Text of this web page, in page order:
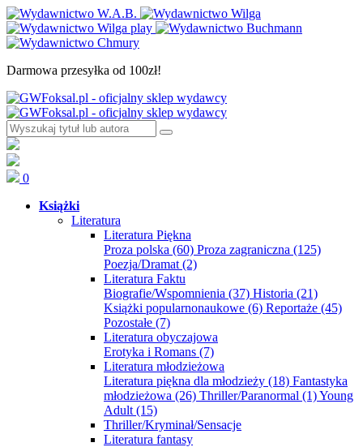
Darmowa przesyłka od 100zł!
0
Książki
Literatura
Literatura Piękna
Proza polska (60) Proza zagraniczna (125)
Poezja/Dramat (2)
Literatura Faktu
Biografie/Wspomnienia (37) Historia (21)
Książki popularnonaukowe (6) Reportaże (45)
Pozostałe (7)
Literatura obyczajowa
Erotyka i Romans (7)
Literatura młodzieżowa
Literatura piękna dla młodzieży (18) Fantastyka
młodzieżowa (26) Thriller/Paranormal (1)Young
Adult (15)
Thriller/Kryminał/Sensacje
Literatura fantasy